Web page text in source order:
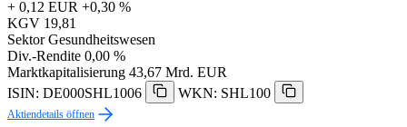
+ 0,12 EUR +0,30 %
KGV 19,81
Sektor Gesundheitswesen
Div.-Rendite 0,00 %
Marktkapitalisierung 43,67 Mrd. EUR
ISIN: DE000SHL1006
WKN: SHL100
Aktiendetails öffnen